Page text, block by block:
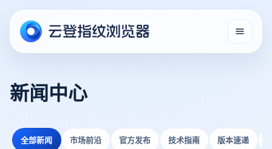
新闻中心
全部新闻 市场前沿 官方发布 技术指南 版本速递